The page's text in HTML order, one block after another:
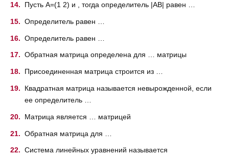
Пусть A=(1 2) и , тогда определитель |AB| равен …
Определитель равен …
Определитель равен …
Обратная матрица определена для … матрицы
Присоединенная матрица строится из …
Квадратная матрица называется невырожденной, если
ее определитель …
Матрица является … матрицей
Обратная матрица для …
Система линейных уравнений называется